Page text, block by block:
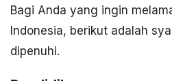
Bagi Anda yang ingin
Indonesia, berikut adalah
dipenuhi.